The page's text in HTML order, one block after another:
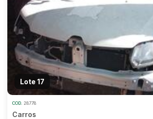
Lote 17
COD. 28778
Carros